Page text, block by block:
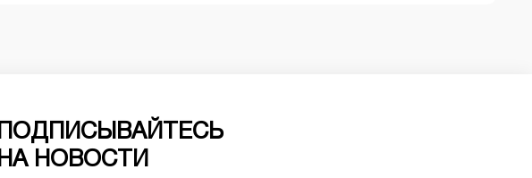
ПОДПИСЫВАЙТЕСЬ
НА НОВОСТИ